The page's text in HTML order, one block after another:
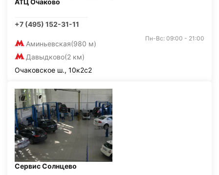
АТЦ Очаково
+7 (495) 152-31-11
Аминьевская(980 м)
Давыдково(2 км)
Пн-Вс: 09:00 - 21:00
Очаковское ш., 10к2с2
Сервис Солнцево